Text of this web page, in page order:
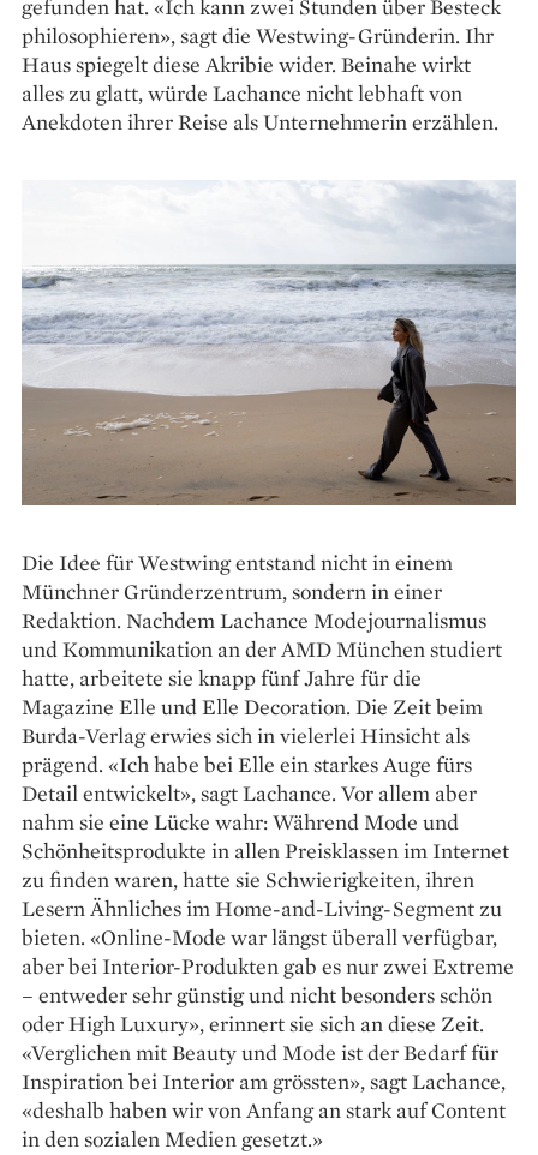
gefunden hat. «Ich kann zwei Stunden über Besteck
philosophieren», sagt die Westwing-Gründerin. Ihr
Haus spiegelt diese Akribie wider. Beinahe wirkt
alles zu glatt, würde Lachance nicht lebhaft von
Anekdoten ihrer Reise als Unternehmerin erzählen.
Die Idee für Westwing entstand nicht in einem
Münchner Gründerzentrum, sondern in einer
Redaktion. Nachdem Lachance Modejournalismus
und Kommunikation an der AMD München studiert
hatte, arbeitete sie knapp fünf Jahre für die
Magazine Elle und Elle Decoration. Die Zeit beim
Burda-Verlag erwies sich in vielerlei Hinsicht als
prägend. «Ich habe bei Elle ein starkes Auge fürs
Detail entwickelt», sagt Lachance. Vor allem aber
nahm sie eine Lücke wahr: Während Mode und
Schönheits­produkte in allen Preisklassen im Internet
zu finden waren, hatte sie Schwierigkeiten, ihren
Lesern Ähnliches im Home-and-Living-Segment zu
bieten. «Online-Mode war längst überall verfügbar,
aber bei Interior-Produkten gab es nur zwei Extreme
– entweder sehr günstig und nicht besonders schön
oder High Luxury», erinnert sie sich an diese Zeit.
«Verglichen mit Beauty und Mode ist der Bedarf für
Inspiration bei Interior am grössten», sagt Lachance,
«deshalb haben wir von Anfang an stark auf Content
in den sozialen Medien gesetzt.»